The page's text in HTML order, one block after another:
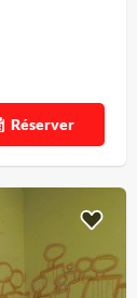
Réserver